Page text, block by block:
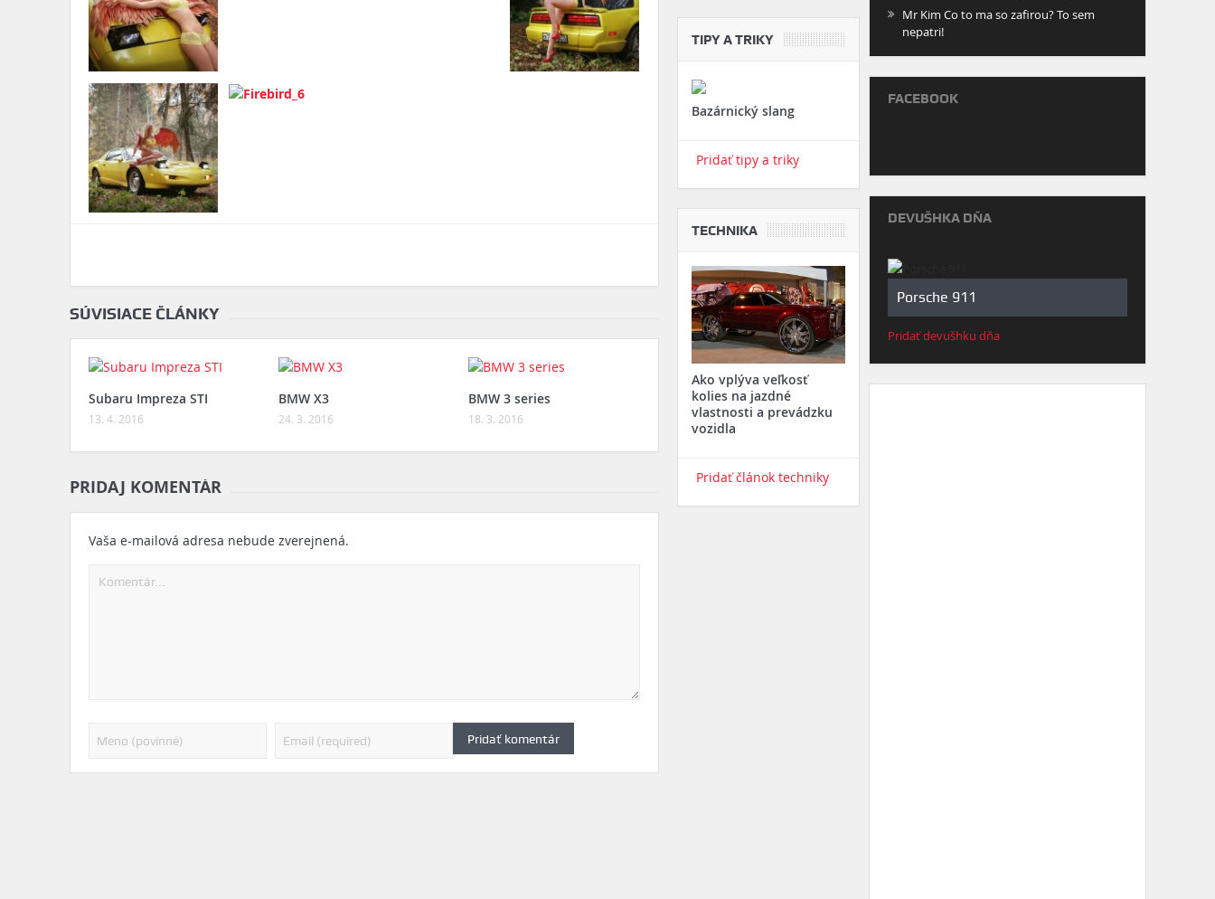
SÚVISIACE ČLÁNKY
Subaru Impreza STI
13. 4. 2016
BMW X3
24. 3. 2016
BMW 3 series
18. 3. 2016
PRIDAJ KOMENTÁR
Vaša e-mailová adresa nebude zverejnená.
TIPY A TRIKY
Bazárnický slang
Pridať tipy a triky
TECHNIKA
Ako vplýva veľkosť
kolies na jazdné
vlastnosti a prevádzku
vozidla
Pridať článok techniky
Mr Kim Co to ma so zafirou? To sem
nepatri!
FACEBOOK
DEVUŠHKA DŇA
Porsche 911
Pridať devušhku dňa